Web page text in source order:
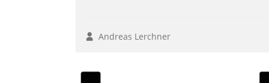
Andreas Lerchner